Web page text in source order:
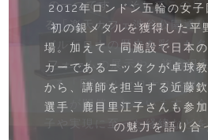
2012年ロンドン五輪の女子
初の銀メダルを獲得した平
場。加えて、同施設で日本
カーであるニッタクが卓球
から、講師を担当する近藤
選手、鹿目里江子さんも参
の魅力を語り合
の一つです。 そしてこの度
る「楽天カフェ渋谷公園通
バルセロナの歴史を彩った
フォームの展示や、複合現
る「FCバルセロナユニフ
ン」が開催されています。
子や実現に至った経緯など
ス」「レストラン＆バー」
ップ」「卓球スクール」の
れた、日本初となる複合型
徐々に人気を博している。
しているスヴェンソンのグ
ンソンスポーツマーケティ
に、「T4」開業までの経緯